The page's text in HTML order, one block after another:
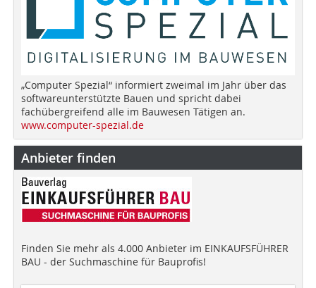
„Computer Spezial“ informiert zweimal im Jahr über das
softwareunterstützte Bauen und spricht dabei
fachübergreifend alle im Bauwesen Tätigen an.
www.computer-spezial.de
Anbieter finden
Finden Sie mehr als 4.000 Anbieter im EINKAUFSFÜHRER
BAU - der Suchmaschine für Bauprofis!